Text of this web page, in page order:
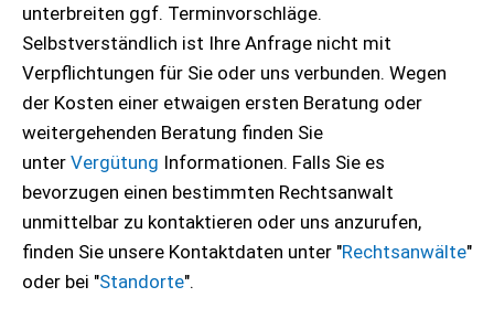
unterbreiten ggf. Terminvorschläge.
Selbstverständlich ist Ihre Anfrage nicht mit
Verpflichtungen für Sie oder uns verbunden. Wegen
der Kosten einer etwaigen ersten Beratung oder
weitergehenden Beratung finden Sie
unter Vergütung Informationen. Falls Sie es
bevorzugen einen bestimmten Rechtsanwalt
unmittelbar zu kontaktieren oder uns anzurufen,
finden Sie unsere Kontaktdaten unter "Rechtsanwälte"
oder bei "Standorte".